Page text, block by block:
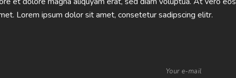
Lorem ipsum dolor sit amet, consetetur sadipscing elitr.